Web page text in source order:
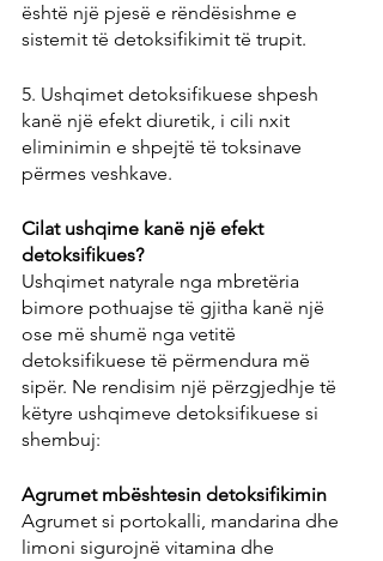
është një pjesë e rëndësishme e
sistemit të detoksifikimit të trupit.
5. Ushqimet detoksifikuese shpesh
kanë një efekt diuretik, i cili nxit
eliminimin e shpejtë të toksinave
përmes veshkave.
Cilat ushqime kanë një efekt
detoksifikues?
Ushqimet natyrale nga mbretëria
bimore pothuajse të gjitha kanë një
ose më shumë nga vetitë
detoksifikuese të përmendura më
sipër. Ne rendisim një përzgjedhje të
këtyre ushqimeve detoksifikuese si
shembuj:
Agrumet mbështesin detoksifikimin
Agrumet si portokalli, mandarina dhe
limoni sigurojnë vitamina dhe